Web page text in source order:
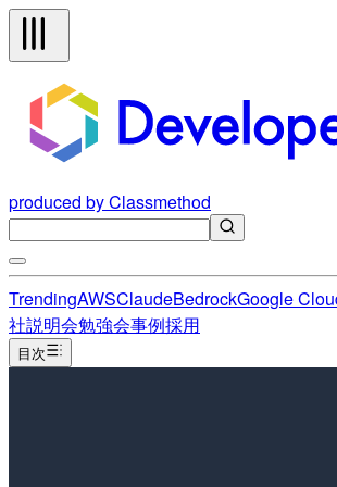
produced by Classmethod
TrendingAWSClaudeBedrockGoogle
社説明会勉強会事例採用
目次